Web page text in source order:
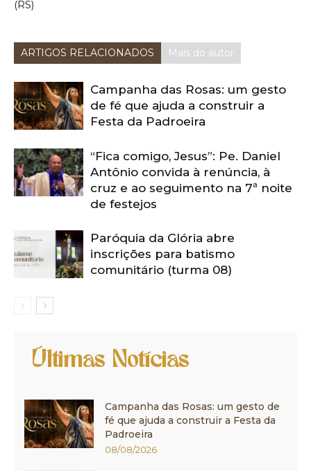
(RS)
ARTIGOS RELACIONADOS Mais do autor
Campanha das Rosas: um gesto
de fé que ajuda a construir a
Festa da Padroeira
“Fica comigo, Jesus”: Pe. Daniel
Antônio convida à renúncia, à
cruz e ao seguimento na 7ª noite
de festejos
Paróquia da Glória abre
inscrições para batismo
comunitário (turma 08)
Últimas Notícias
Campanha das Rosas: um gesto de
fé que ajuda a construir a Festa da
Padroeira
08/08/2026